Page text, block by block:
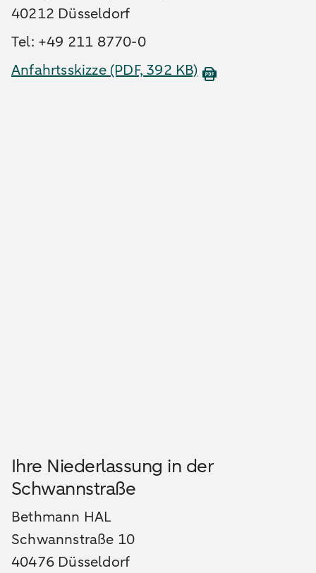
40212 Düsseldorf
Tel: +49 211 8770-0
Anfahrtsskizze (PDF, 392 KB)
Ihre Niederlassung in der
Schwannstraße
Bethmann HAL
Schwannstraße 10
40476 Düsseldorf